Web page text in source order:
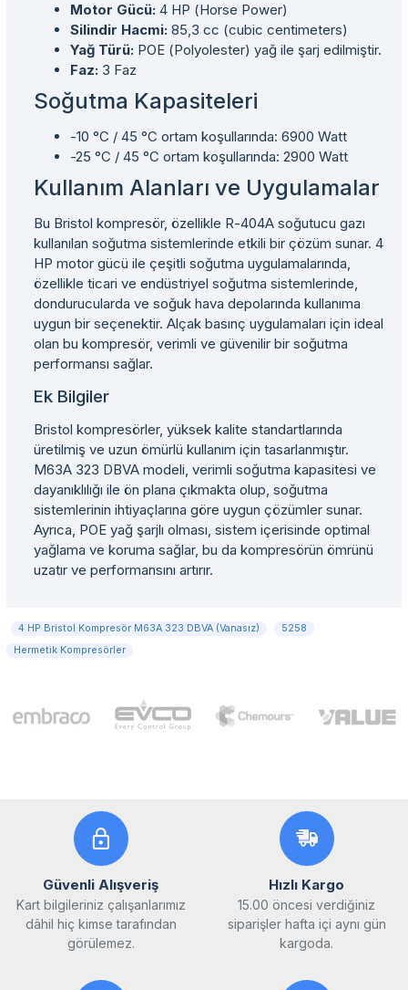
Motor Gücü: 4 HP (Horse Power)
Silindir Hacmi: 85,3 cc (cubic centimeters)
Yağ Türü: POE (Polyolester) yağ ile şarj edilmiştir.
Faz: 3 Faz
Soğutma Kapasiteleri
-10 °C / 45 °C ortam koşullarında: 6900 Watt
-25 °C / 45 °C ortam koşullarında: 2900 Watt
Kullanım Alanları ve Uygulamalar
Bu Bristol kompresör, özellikle R-404A soğutucu gazı
kullanılan soğutma sistemlerinde etkili bir çözüm sunar. 4
HP motor gücü ile çeşitli soğutma uygulamalarında,
özellikle ticari ve endüstriyel soğutma sistemlerinde,
dondurucularda ve soğuk hava depolarında kullanıma
uygun bir seçenektir. Alçak basınç uygulamaları için ideal
olan bu kompresör, verimli ve güvenilir bir soğutma
performansı sağlar.
Ek Bilgiler
Bristol kompresörler, yüksek kalite standartlarında
üretilmiş ve uzun ömürlü kullanım için tasarlanmıştır.
M63A 323 DBVA modeli, verimli soğutma kapasitesi ve
dayanıklılığı ile ön plana çıkmakta olup, soğutma
sistemlerinin ihtiyaçlarına göre uygun çözümler sunar.
Ayrıca, POE yağ şarjlı olması, sistem içerisinde optimal
yağlama ve koruma sağlar, bu da kompresörün ömrünü
uzatır ve performansını artırır.
4 HP Bristol Kompresör M63A 323 DBVA (Vanasız)
5258
Hermetik Kompresörler
Güvenli Alışveriş
Kart bilgileriniz çalışanlarımız
dâhil hiç kimse tarafından
görülemez.
Hızlı Kargo
15.00 öncesi verdiğiniz
siparişler hafta içi aynı gün
kargoda.